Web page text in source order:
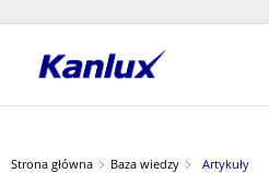
główna
Strona główna Baza wiedzy Artykuły